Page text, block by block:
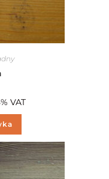
VAT